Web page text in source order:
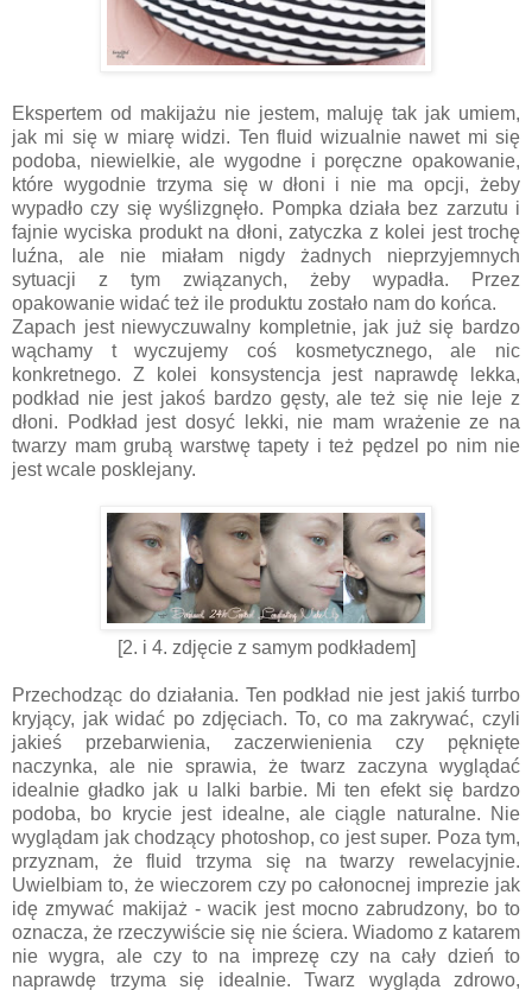
Ekspertem od makijażu nie jestem, maluję tak jak umiem,
jak mi się w miarę widzi. Ten fluid wizualnie nawet mi się
podoba, niewielkie, ale wygodne i poręczne opakowanie,
które wygodnie trzyma się w dłoni i nie ma opcji, żeby
wypadło czy się wyślizgnęło. Pompka działa bez zarzutu i
fajnie wyciska produkt na dłoni, zatyczka z kolei jest trochę
luźna, ale nie miałam nigdy żadnych nieprzyjemnych
sytuacji z tym związanych, żeby wypadła. Przez
opakowanie widać też ile produktu zostało nam do końca.
Zapach jest niewyczuwalny kompletnie, jak już się bardzo
wąchamy t wyczujemy coś kosmetycznego, ale nic
konkretnego. Z kolei konsystencja jest naprawdę lekka,
podkład nie jest jakoś bardzo gęsty, ale też się nie leje z
dłoni. Podkład jest dosyć lekki, nie mam wrażenie ze na
twarzy mam grubą warstwę tapety i też pędzel po nim nie
jest wcale posklejany.
[2. i 4. zdjęcie z samym podkładem]
Przechodząc do działania. Ten podkład nie jest jakiś turrbo
kryjący, jak widać po zdjęciach. To, co ma zakrywać, czyli
jakieś przebarwienia, zaczerwienienia czy pęknięte
naczynka, ale nie sprawia, że twarz zaczyna wyglądać
idealnie gładko jak u lalki barbie. Mi ten efekt się bardzo
podoba, bo krycie jest idealne, ale ciągle naturalne. Nie
wyglądam jak chodzący photoshop, co jest super. Poza tym,
przyznam, że fluid trzyma się na twarzy rewelacyjnie.
Uwielbiam to, że wieczorem czy po całonocnej imprezie jak
idę zmywać makijaż - wacik jest mocno zabrudzony, bo to
oznacza, że rzeczywiście się nie ściera. Wiadomo z katarem
nie wygra, ale czy to na imprezę czy na cały dzień to
naprawdę trzyma się idealnie. Twarz wygląda zdrowo,